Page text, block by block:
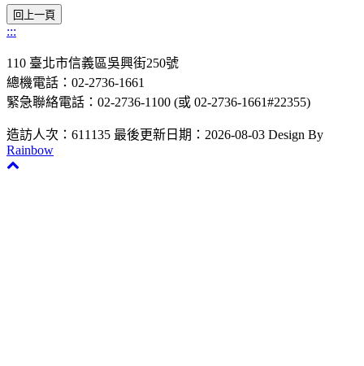
:::
110 臺北市信義區吳興街250號
總機電話：02-2736-1661
緊急聯絡電話：02-2736-1100 (或 02-2736-1661#22355)
造訪人次：611135 最後更新日期：2026-08-03 Design By
Rainbow